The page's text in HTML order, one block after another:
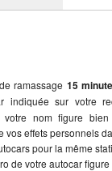
ramassage 15
indiquée sur votre
votre nom figure
vos effets personnels
pour la même
de votre autocar figure